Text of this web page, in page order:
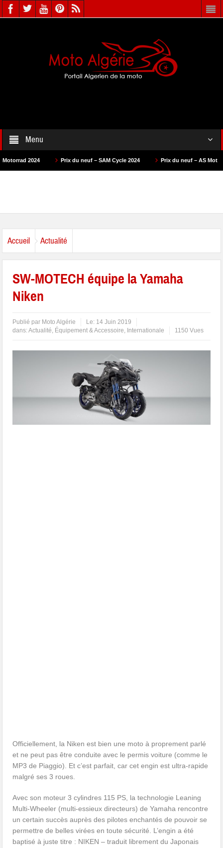
Menu
Prix du neuf – SAM Cycle 2024 Prix du neuf – AS Motors 2024
Accueil Actualité
SW-MOTECH équipe la Yamaha
Niken
Publié par Moto Algérie Le: 14 Juin 2019
dans:Actualité, Équipement & Accessoire, Internationale 1150 Vues
Officiellement, la Niken est bien une moto à proprement parlé
et ne peut pas être conduite avec le permis voiture (comme le
MP3 de Piaggio). Et c’est parfait, car cet engin est ultra-rapide
malgré ses 3 roues.
Avec son moteur 3 cylindres 115 PS, la technologie Leaning
Multi-Wheeler (multi-essieux directeurs) de Yamaha rencontre
un certain succès auprès des pilotes enchantés de pouvoir se
permettre de belles virées en toute sécurité. L’engin a été
baptisé à juste titre : NIKEN – traduit librement du Japonais